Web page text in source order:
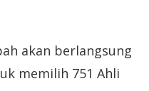
akan berlangsung
memilih 751 Ahli